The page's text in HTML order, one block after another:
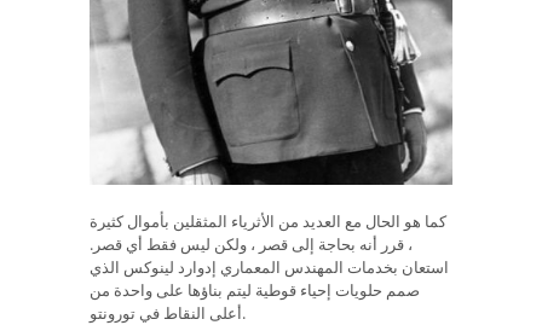
كما هو الحال مع العديد من الأثرياء المثقلين بأموال كثيرة
، قرر أنه بحاجة إلى قصر ، ولكن ليس فقط أي قصر.
استعان بخدمات المهندس المعماري إدوارد لينوكس الذي
صمم حلويات إحياء قوطية ليتم بناؤها على واحدة من
أعلى النقاط في تورونتو.